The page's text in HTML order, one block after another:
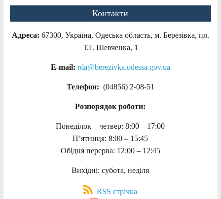
Контакти
Адреса: 67300, Україна, Одеська область, м. Березівка, пл.
Т.Г. Шевченка, 1
E-mail: rda@berezivka.odessa.gov.ua
Телефон: (04856) 2-08-51
Розпорядок роботи:
Понеділок – четвер: 8:00 – 17:00
П’ятниця: 8:00 – 15:45
Обідня перерва: 12:00 – 12:45
Вихідні: субота, неділя
RSS стрічка